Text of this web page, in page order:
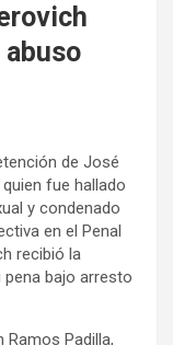
de José
fue hallado
y condenado
en el Penal
recibió la
bajo arresto
Padilla,